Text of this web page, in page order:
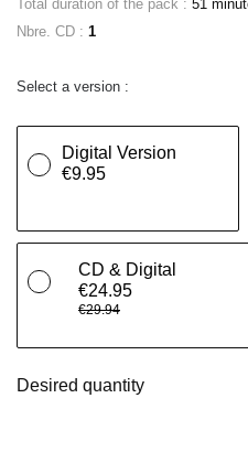
Total duration of the pack : 51
Nbre. CD : 1
Select a version :
Digital Version
€9.95
CD & Digital
€24.95
€29.94
Desired quantity